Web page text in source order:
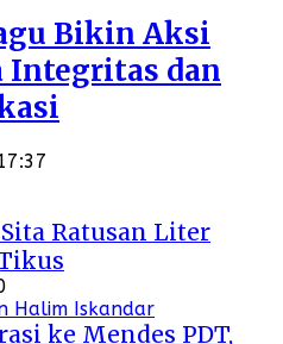
Bikin Aksi
Integritas dan
Ratusan Liter
ke Mendes PDT,